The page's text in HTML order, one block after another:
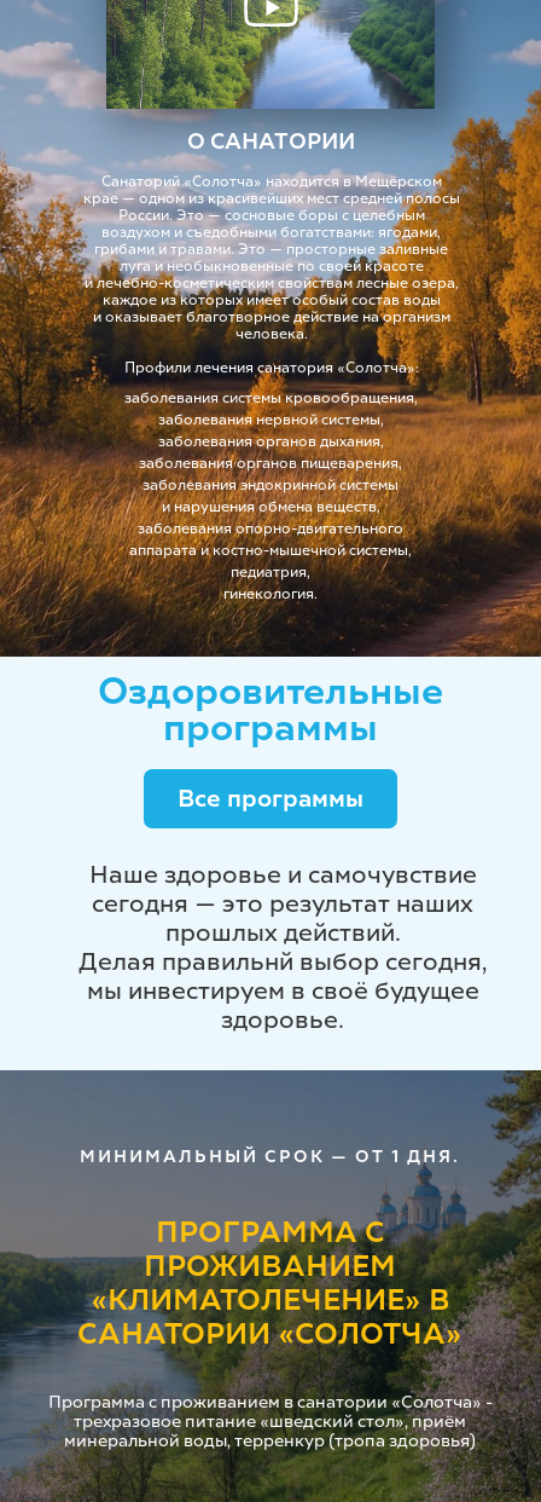
О САНАТОРИИ
Санаторий «Солотча» находится в Мещёрском
крае — одном из красивейших мест средней полосы
России. Это — сосновые боры с целебным
воздухом и съедобными богатствами: ягодами,
грибами и травами. Это — просторные заливные
луга и необыкновенные по своей красоте
и лечебно-косметическим свойствам лесные озера,
каждое из которых имеет особый состав воды
и оказывает благотворное действие на организм
человека.
Профили лечения санатория «Солотча»:
заболевания системы кровообращения,
заболевания нервной системы,
заболевания органов дыхания,
заболевания органов пищеварения,
заболевания эндокринной системы
и нарушения обмена веществ,
заболевания опорно-двигательного
аппарата и костно-мышечной системы,
педиатрия,
гинекология.
Наше здоровье и самочувствие
сегодня — это результат наших
прошлых действий.
Делая правильнй выбор сегодня,
мы инвестируем в своё будущее
здоровье.
МИНИМАЛЬНЫЙ СРОК — ОТ 1 ДНЯ.
ПРОГРАММА С
ПРОЖИВАНИЕМ
«КЛИМАТОЛЕЧЕНИЕ» В
САНАТОРИИ «СОЛОТЧА»
Программа с проживанием в санатории «Солотча» -
трехразовое питание «шведский стол», приём
минеральной воды, терренкур (тропа здоровья)